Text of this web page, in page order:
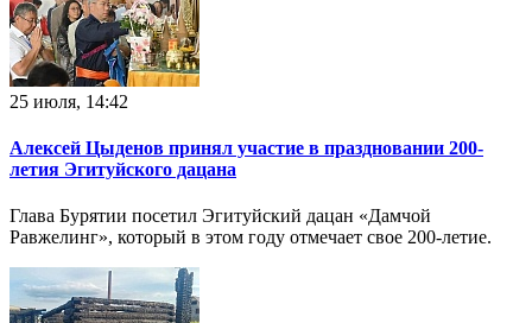
25 июля, 14:42
Алексей Цыденов принял участие в праздновании 200-
летия Эгитуйского дацана
Глава Бурятии посетил Эгитуйский дацан «Дамчой
Равжелинг», который в этом году отмечает свое 200-летие.